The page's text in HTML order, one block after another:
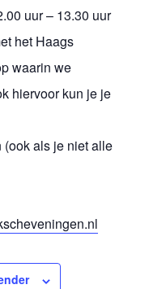
uur – 13.30 uur
het Haags
waarin we
hiervoor kun je je
als je niet alle